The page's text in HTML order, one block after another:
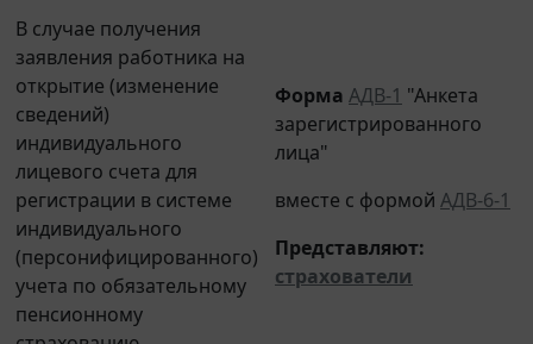
В случае получения
заявления работника на
открытие (изменение
сведений)
индивидуального
лицевого счета для
регистрации в системе
индивидуального
(персонифицированного)
учета по обязательному
пенсионному
страхованию.
Форма АДВ-1 "Анкета
зарегистрированного
лица"
вместе с формой АДВ-6-1
Представляют
страхователи